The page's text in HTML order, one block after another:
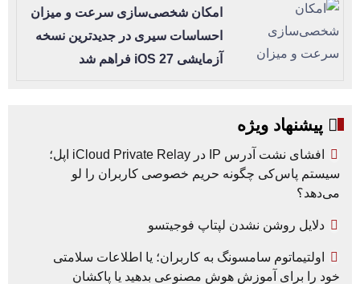
امکان شخصی‌سازی سرعت و میزان
احساسات سیری در جدیدترین نسخه
آزمایشی iOS 27 فراهم شد
پیشنهاد ویژه
افشای نشت آدرس IP در iCloud Private Relay اپل؛
سیستم پاس‌کی چگونه حریم خصوصی کاربران را لو
می‌دهد؟
دلایل روشن نشدن لپتاپ فوجیتسو
اولتیماتوم سامسونگ به کاربران؛ یا اطلاعات سلامتی
خود را برای آموزش هوش مصنوعی بدهید یا پاکشان